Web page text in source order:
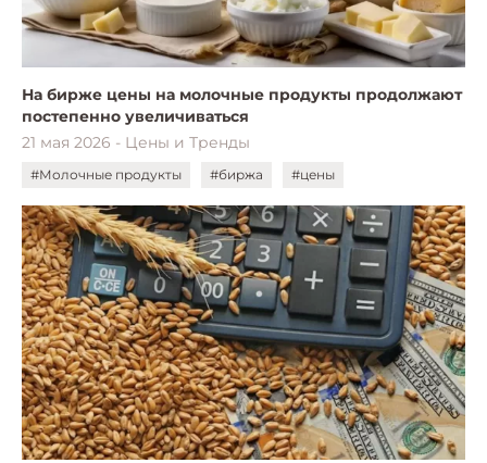
На бирже цены на молочные продукты продолжают
постепенно увеличиваться
21 мая 2026 - Цены и Тренды
#Молочные продукты #биржа #цены